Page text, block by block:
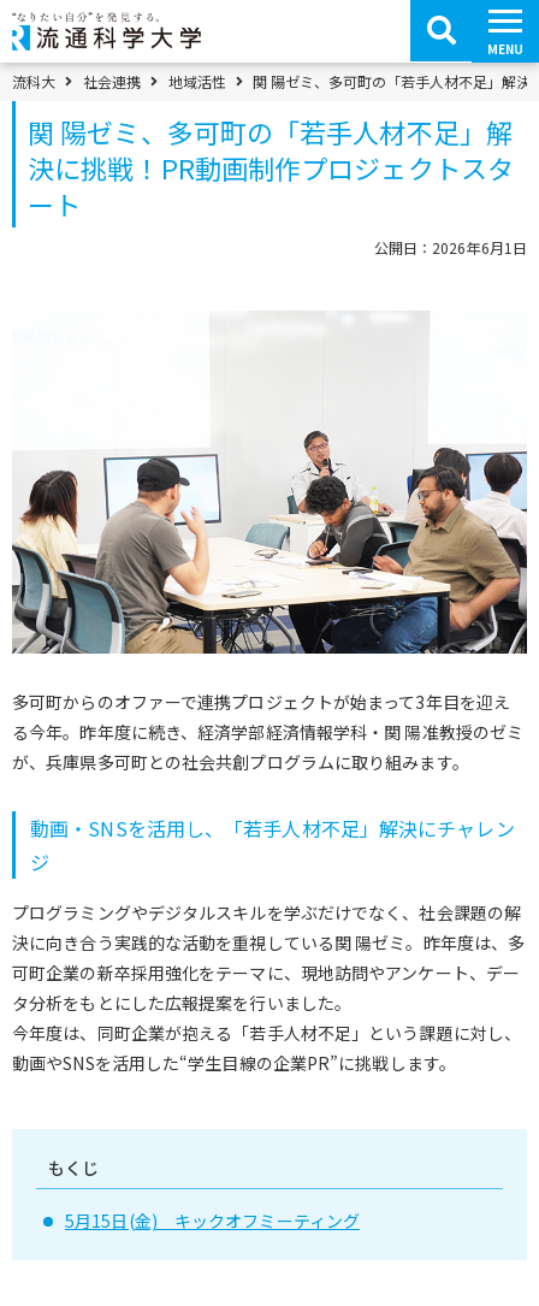
コ
ン
テ
ン
ツ
へ
移
MENU
パンくずメニュー
流科大 社会連携 地域活性 関 陽ゼミ、多可町の「若手人材不足」解
関 陽ゼミ、多可町の「若手人材不足」解
決に挑戦！PR動画制作プロジェクトスタ
ート
公開日：2026年6月1日
多可町からのオファーで連携プロジェクトが始まって3年目を迎え
る今年。昨年度に続き、経済学部経済情報学科・関 陽准教授のゼミ
が、兵庫県多可町との社会共創プログラムに取り組みます。
動画・SNSを活用し、「若手人材不足」解決にチャレン
ジ
プログラミングやデジタルスキルを学ぶだけでなく、社会課題の解
決に向き合う実践的な活動を重視している関 陽ゼミ。昨年度は、多
可町企業の新卒採用強化をテーマに、現地訪問やアンケート、デー
タ分析をもとにした広報提案を行いました。
今年度は、同町企業が抱える「若手人材不足」という課題に対し、
動画やSNSを活用した“学生目線の企業PR”に挑戦します。
もくじ
5月15日(金) キックオフミーティング